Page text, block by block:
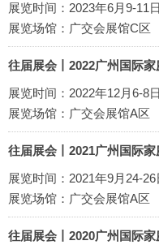
展览时间：2023年6月9-11日
展览场馆：广交会展馆C区
往届展会丨2022广州国际
展览时间：2022年12月6-8日
展览场馆：广交会展馆A区
往届展会丨2021广州国际
展览时间：2021年9月24-26
展览场馆：广交会展馆A区
往届展会丨2020广州国际